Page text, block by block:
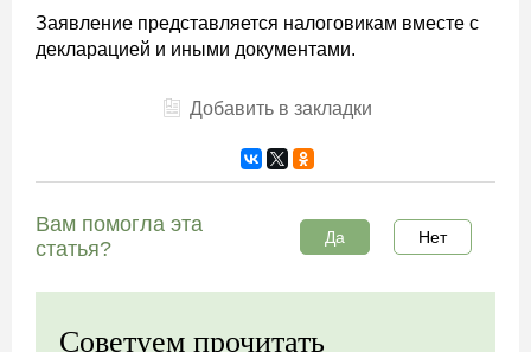
Заявление представляется налоговикам вместе с
декларацией и иными документами.
Добавить в закладки
Вам помогла эта
статья?
Да Нет
Советуем прочитать